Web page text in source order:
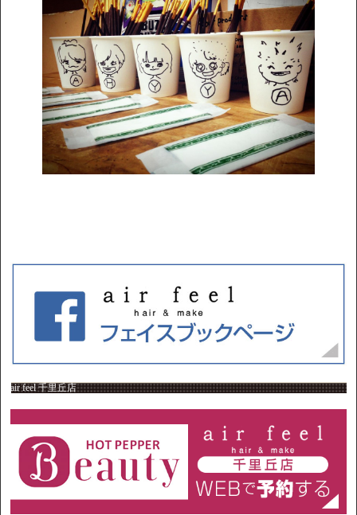
air feel 千里丘店